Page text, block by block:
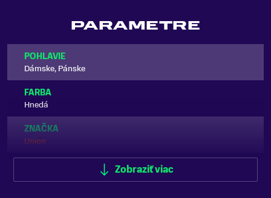
PARAMETRE
POHLAVIE
Dámske, Pánske
FARBA
Hnedá
ZNAČKA
Union
Zobraziť menej
Zobraziť viac